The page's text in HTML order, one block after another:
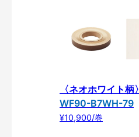
〈ネオホワイト柄〉
WF90-B7WH-79
¥10,900/巻